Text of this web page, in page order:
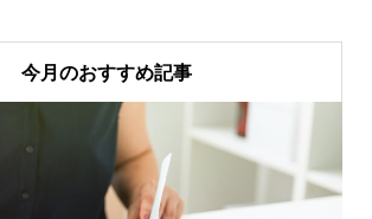
今月のおすすめ記事